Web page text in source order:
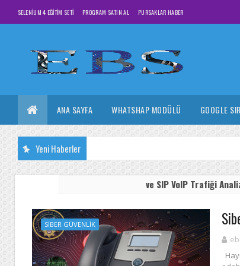
SELENIUM 4 EĞITIM SETI PROGRAM SATIN AL PURSAKLAR HABER
ANA SAYFA WHATSHAP MODÜLÜ GOOGLE
Yeni Haberler
ve SIP VoIP Trafiği
SIBER GÜVENLIK